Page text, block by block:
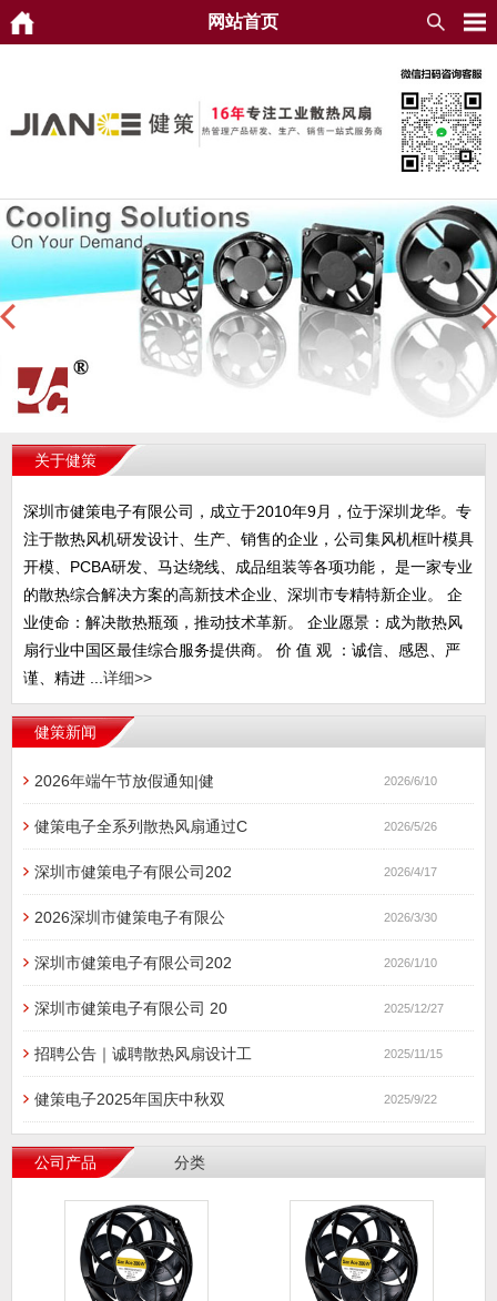
网站首页
关于健策
深圳市健策电子有限公司，成立于2010年9月，位于深圳龙华。专
注于散热风机研发设计、生产、销售的企业，公司集风机框叶模具
开模、PCBA研发、马达绕线、成品组装等各项功能， 是一家专业
的散热综合解决方案的高新技术企业、深圳市专精特新企业。 企
业使命：解决散热瓶颈，推动技术革新。 企业愿景：成为散热风
扇行业中国区最佳综合服务提供商。 价 值 观 ：诚信、感恩、严
谨、精进 ... 详细>>
健策新闻
2026年端午节放假通知|健 2026/6/10
健策电子全系列散热风扇通过C 2026/5/26
深圳市健策电子有限公司202 2026/4/17
2026深圳市健策电子有限公 2026/3/30
深圳市健策电子有限公司202 2026/1/10
深圳市健策电子有限公司 20 2025/12/27
招聘公告｜诚聘散热风扇设计工 2025/11/15
健策电子2025年国庆中秋双 2025/9/22
公司产品 分类